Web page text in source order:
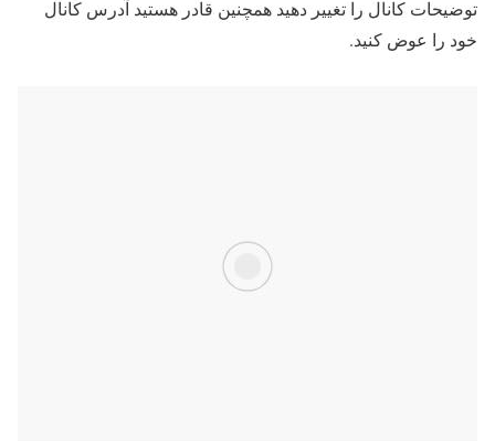
توضیحات کانال را تغییر دهید همچنین قادر هستید آدرس کانال
خود را عوض کنید.